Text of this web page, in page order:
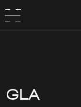
GLA